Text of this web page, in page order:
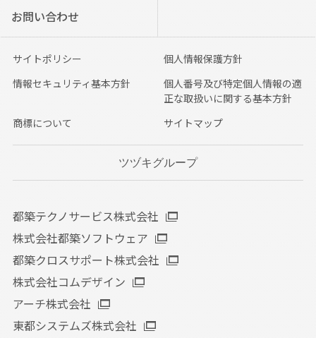
お問い合わせ
サイトポリシー
個人情報保護方針
情報セキュリティ基本方針
個人番号及び特定個人情報の適
正な取扱いに関する基本方針
商標について
サイトマップ
ツヅキグループ
都築テクノサービス株式会社
株式会社都築ソフトウェア
都築クロスサポート株式会社
株式会社コムデザイン
アーチ株式会社
東都システムズ株式会社